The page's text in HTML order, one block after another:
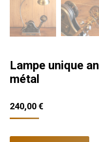
Lampe unique
métal
240,00€